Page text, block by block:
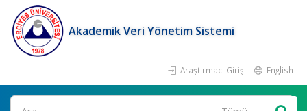
Akademik Veri Yönetim Sistemi
Araştırmacı Girişi English
Ara